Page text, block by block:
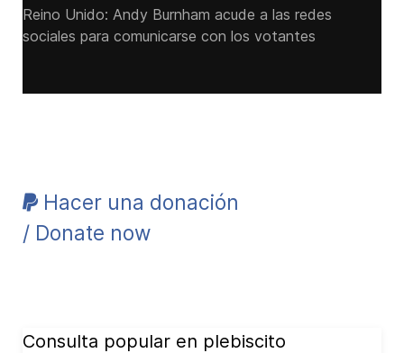
Reino Unido: Andy ‌Burnham acude a las redes
sociales para comunicarse con los votantes
Hacer una donación
/ Donate now
Consulta popular en plebiscito